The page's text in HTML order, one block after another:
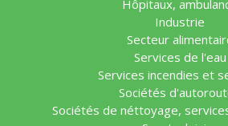
Hôpitaux,
Industrie
Secteur
Services de l'eau
Services incendies et
Sociétés
Sociétés de néttoyage,